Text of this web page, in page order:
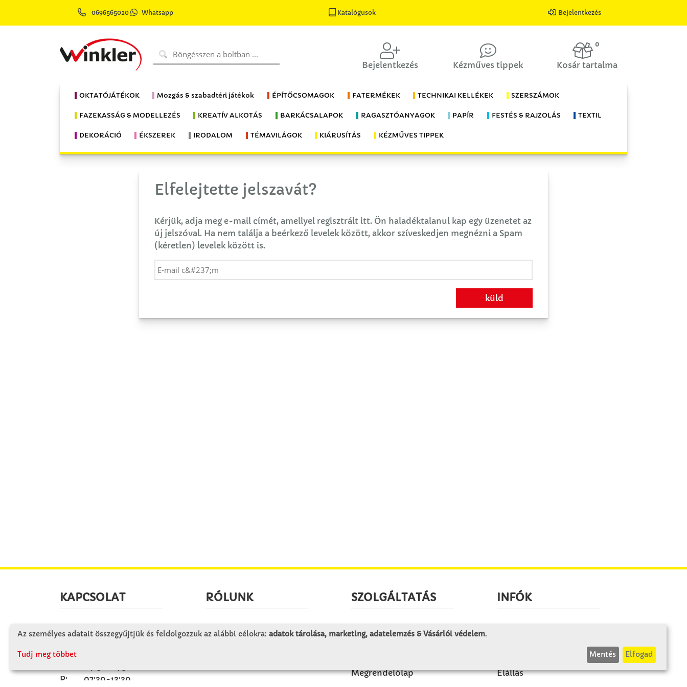
0696565020 Whatsapp Katalógusok Bejelentkezés
Bejelentkezés Kézműves tippek
0
Kosár tartalma
OKTATÓJÁTÉKOK Mozgás & szabadtéri játékok ÉPÍTŐCSOMAGOK FATERMÉKEK TECHNIKAI KELLÉKEK SZERSZÁMOK
FAZEKASSÁG & MODELLEZÉS KREATÍV ALKOTÁS BARKÁCSALAPOK RAGASZTÓANYAGOK PAPÍR FESTÉS & RAJZOLÁS TEXTIL
DEKORÁCIÓ ÉKSZEREK IRODALOM TÉMAVILÁGOK KIÁRUSÍTÁS KÉZMŰVES TIPPEK
Elfelejtette jelszavát?
Kérjük, adja meg e-mail címét, amellyel regisztrált itt. Ön haladéktalanul kap egy üzenetet az
új jelszóval. Ha nem találja a beérkező levelek között, akkor szíveskedjen megnézni a Spam
(kéretlen) levelek között is.
E-mail cím
küld
KAPCSOLAT
Winkler Iskolaszer Kft.
9241 Jánossomorja
P: 07:30-13:30
RÓLUNK
Céglátogatás
SZOLGÁLTATÁS
Minden egy pillantásra!
Megrendelőlap
INFÓK
Elállás
Az személyes adatait összegyűjtjük és feldolgozzuk az alábbi célokra: adatok tárolása, marketing, adatelemzés & Vásárlói védelem.
Tudj meg többet Mentés Elfogad